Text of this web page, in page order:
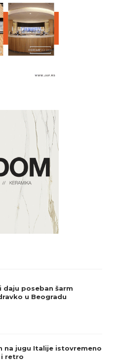
daju poseban šarm
u Beogradu
na jugu Italije istovremeno
i retro